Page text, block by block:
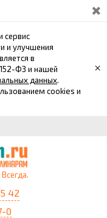
сервис
и улучшения
в
ФЗ и нашей
данных.
cookies и
×
42
0